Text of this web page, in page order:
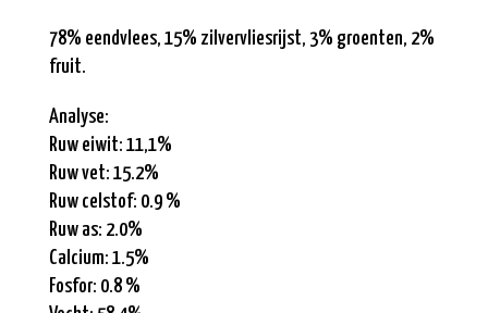
78% eendvlees, 15% zilvervliesrijst, 3% groenten, 2%
fruit.
Analyse:
Ruw eiwit: 11,1%
Ruw vet: 15.2%
Ruw celstof: 0.9 %
Ruw as: 2.0%
Calcium: 1.5%
Fosfor: 0.8 %